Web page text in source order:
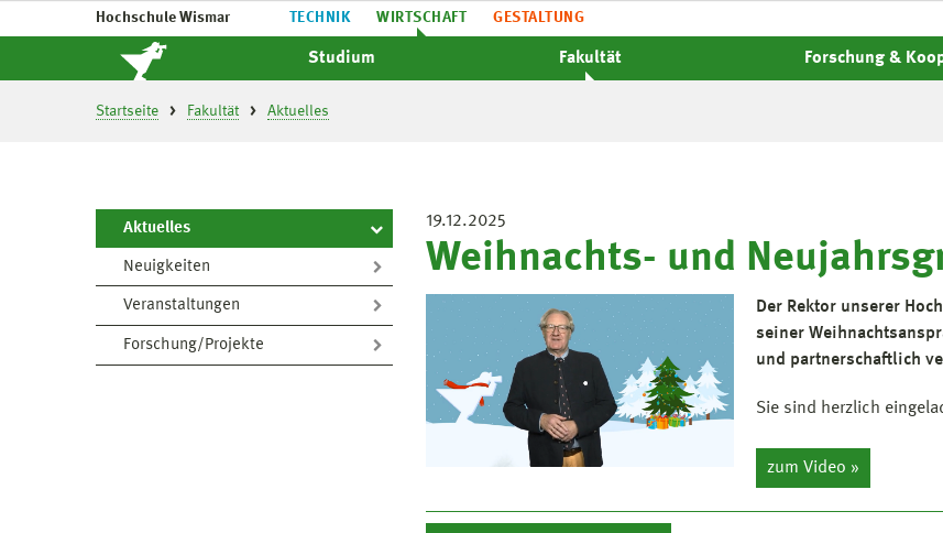
Hochschule Wismar TECHNIK WIRTSCHAFT GESTALTUNG
Studium Fakultät Forschung &
Startseite Fakultät Aktuelles
Aktuelles
Neuigkeiten
Veranstaltungen
Forschung/Projekte
19.12.2025
Weihnachts- und
Der Rektor unserer
seiner
und partnerschaftlich
Sie sind herzlich
zum Video »